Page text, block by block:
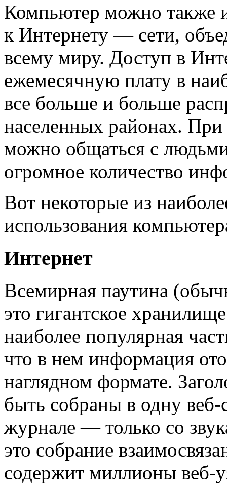
Компьютер можно также
к Интернету — сети,
всему миру. Доступ в
ежемесячную плату в
все больше и больше
населенных районах.
можно общаться с
огромное количество
Вот некоторые из
использования
Интернет
Всемирная паутина
это гигантское
наиболее популярная
что в нем информация
наглядном формате.
быть собраны в одну
журнале — только со
это собрание
содержит миллионы веб-